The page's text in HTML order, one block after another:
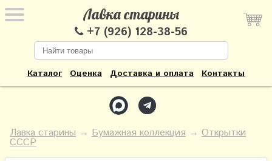
Лавка старины
+7 (926) 128-38-56
Каталог Оценка Доставка и оплата Контакты
Лавка старины → Бумажная коллекция → Открытки
СССР